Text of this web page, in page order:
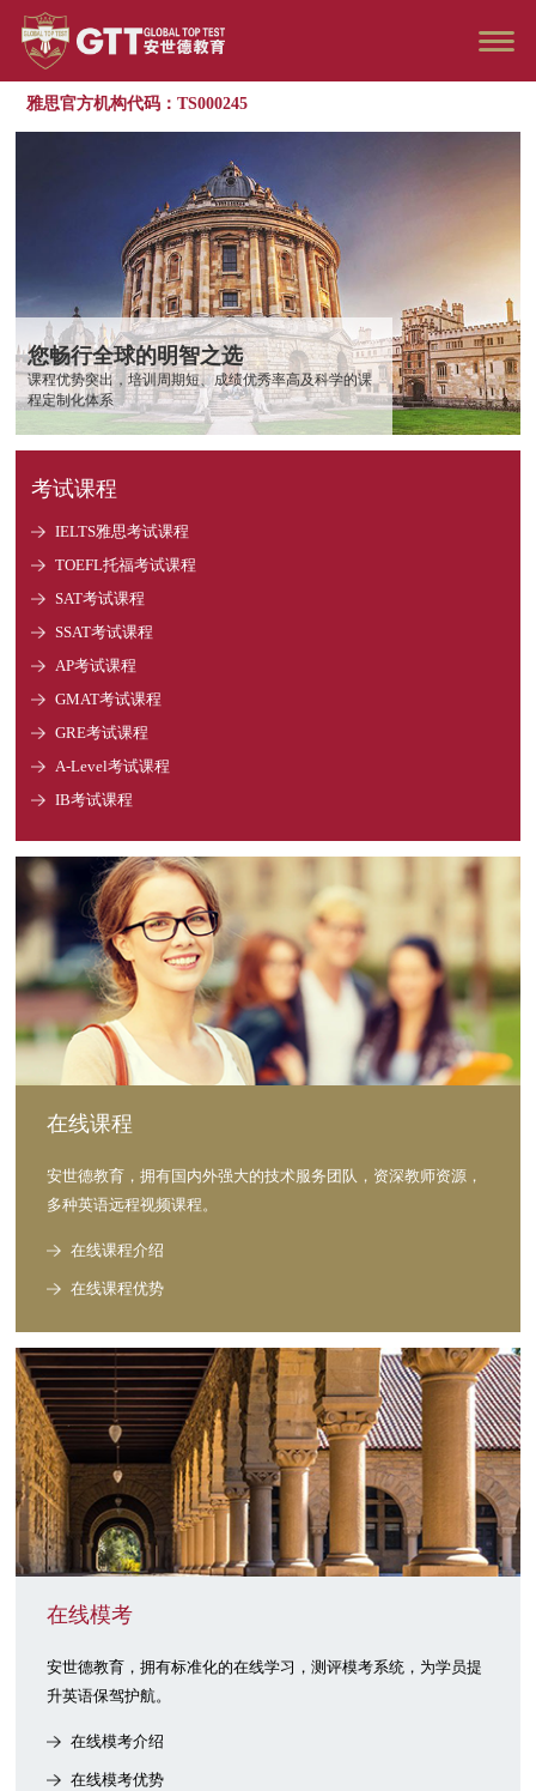
雅思官方机构代码：TS000245
您畅行全球的明智之选
课程优势突出，培训周期短、成绩优秀率高及科学的课
程定制化体系
考试课程
IELTS雅思考试课程
TOEFL托福考试课程
SAT考试课程
SSAT考试课程
AP考试课程
GMAT考试课程
GRE考试课程
A-Level考试课程
IB考试课程
在线课程
安世德教育，拥有国内外强大的技术服务团队，资深教师资源，
多种英语远程视频课程。
在线课程介绍
在线课程优势
在线模考
安世德教育，拥有标准化的在线学习，测评模考系统，为学员提
升英语保驾护航。
在线模考介绍
在线模考优势